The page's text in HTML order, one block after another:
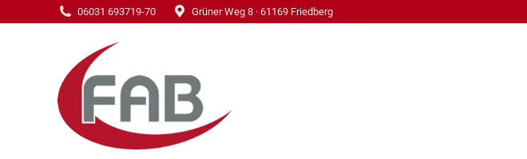
06031 693719-70 Grüner Weg 8 · 61169 Friedberg